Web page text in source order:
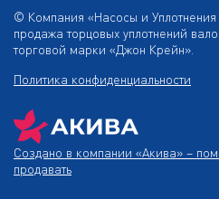
© Компания «Насосы и Уплотнения
продажа торцовых уплотнений
торговой марки «Джон Крейн».
Политика конфиденциальности
Создано в компании «Акива» –
продавать